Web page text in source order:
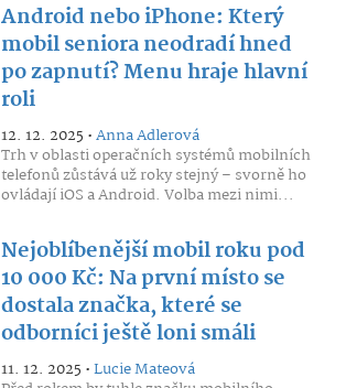
Android nebo iPhone: Který
mobil seniora neodradí hned
po zapnutí? Menu hraje hlavní
roli
12. 12. 2025 •Anna Adlerová
Trh v oblasti operačních systémů mobilních
telefonů zůstává už roky stejný – svorně ho
ovládají iOS a Android. Volba mezi nimi...
Nejoblíbenější mobil roku pod
10 000 Kč: Na první místo se
dostala značka, které se
odborníci ještě loni smáli
11. 12. 2025 •Lucie Mateová